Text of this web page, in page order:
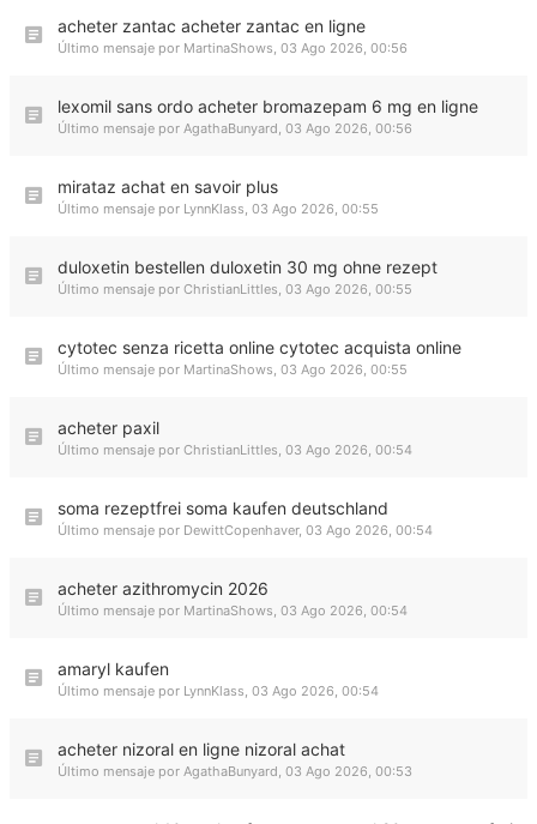
acheter zantac acheter zantac en ligne
Último mensaje por MartinaShows, 03 Ago 2026, 00:56
lexomil sans ordo acheter bromazepam 6 mg en ligne
Último mensaje por AgathaBunyard, 03 Ago 2026, 00:56
mirataz achat en savoir plus
Último mensaje por LynnKlass, 03 Ago 2026, 00:55
duloxetin bestellen duloxetin 30 mg ohne rezept
Último mensaje por ChristianLittles, 03 Ago 2026, 00:55
cytotec senza ricetta online cytotec acquista online
Último mensaje por MartinaShows, 03 Ago 2026, 00:55
acheter paxil
Último mensaje por ChristianLittles, 03 Ago 2026, 00:54
soma rezeptfrei soma kaufen deutschland
Último mensaje por DewittCopenhaver, 03 Ago 2026, 00:54
acheter azithromycin 2026
Último mensaje por MartinaShows, 03 Ago 2026, 00:54
amaryl kaufen
Último mensaje por LynnKlass, 03 Ago 2026, 00:54
acheter nizoral en ligne nizoral achat
Último mensaje por AgathaBunyard, 03 Ago 2026, 00:53